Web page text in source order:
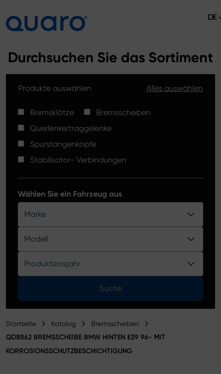
Bremsklötze
Bremsscheiben High Carbon
Spurstangenköpfe
Bremsklötze Silver Ceramic
Produktkatalog
Aktuelles
Verkaufsstellen
Kontakt
DE
Durchsuchen Sie das Sortiment
Produkte auswählen Alles auswählen
Bremsklötze
Bremsscheiben
Querlenkertraggelenke
Spurstangenköpfe
Stabilisator- Verbindungen
Wählen Sie ein Fahrzeug aus
Marke
Modell
Produktionsjahr
Suche
Startseite Katalog Bremsscheiben
QD8862 BREMSSCHEIBE BMW HINTEN E39 96- MIT
KORROSIONSSCHUTZBESCHICHTIGUNG